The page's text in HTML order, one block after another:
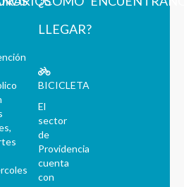
LLEGAR?
BICICLETA
El
sector
de
Providencia
cuenta
con